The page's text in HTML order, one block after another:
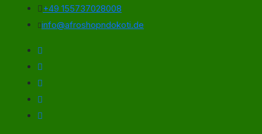
+49 155737028008
info@afroshopndokoti.de